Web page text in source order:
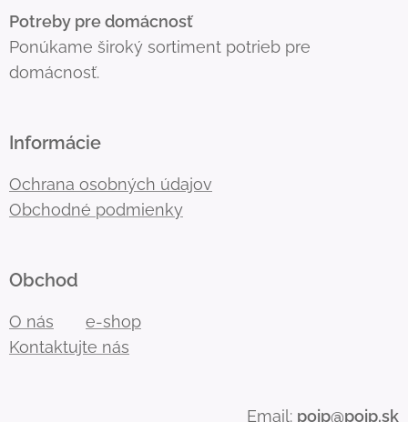
Potreby pre domácnosť
Ponúkame široký sortiment potrieb pre
domácnosť.
Informácie
Ochrana osobných údajov
Obchodné podmienky
Obchod
O nás
e-shop
Kontaktujte nás
Email: poip@poip.sk